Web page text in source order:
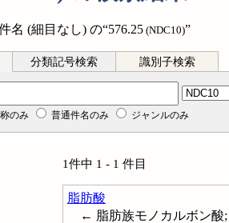
名 (細目なし) の“576.25 (NDC10)”
分類記号検索 識別子検索
のみ 普通件名のみ ジャンルのみ
1件中 1 - 1 件目
脂肪酸
← 脂肪族モノカルボン酸;